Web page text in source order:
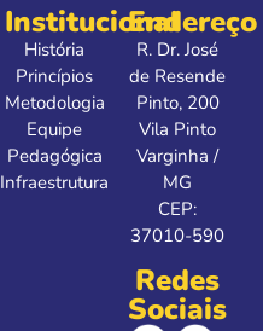
Institucional
História
Princípios
Metodologia
Equipe
Pedagógica
Infraestrutura
Endereço
R. Dr. José
de Resende
Pinto, 200
Vila Pinto
Varginha /
MG
CEP:
37010-590
Redes
Sociais